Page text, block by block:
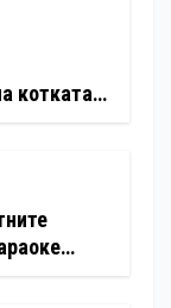
котката